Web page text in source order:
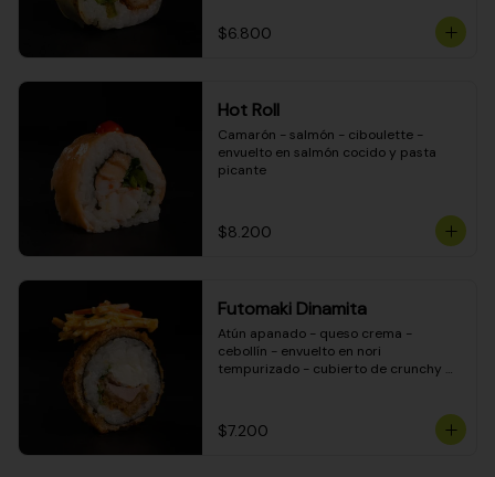
$6.800
Hot Roll
Camarón - salmón - ciboulette -
envuelto en salmón cocido y pasta
picante
$8.200
Futomaki Dinamita
Atún apanado - queso crema -
cebollín - envuelto en nori
tempurizado - cubierto de crunchy
$7.200